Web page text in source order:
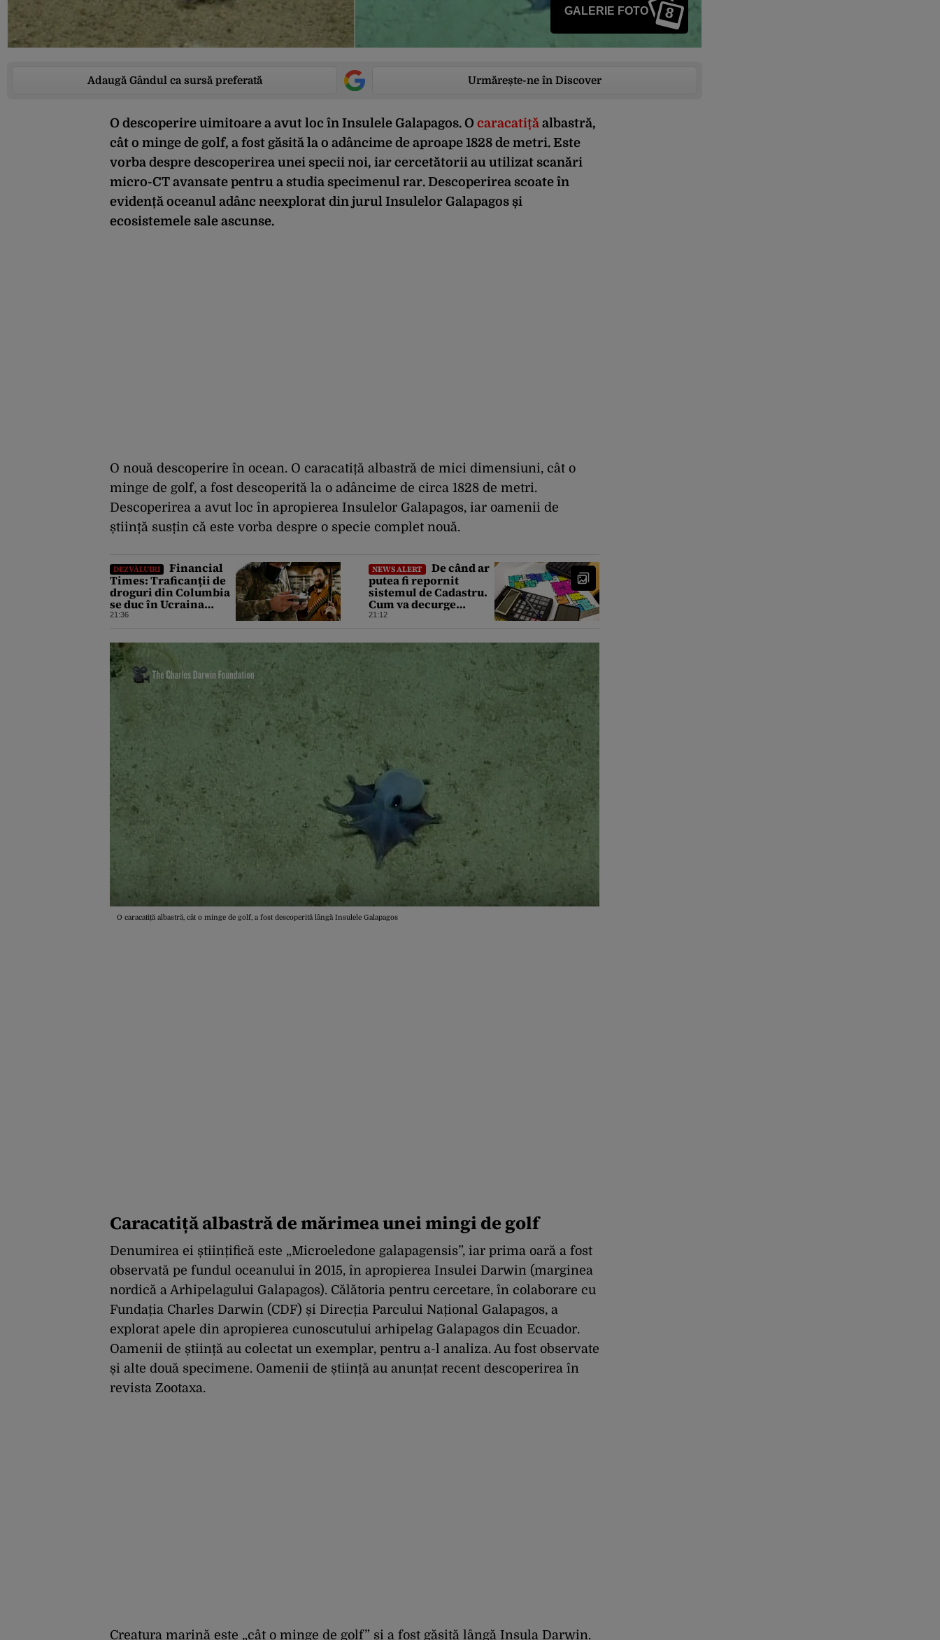
GALERIE FOTO 8
Adaugă Gândul ca sursă preferată Urmărește-ne în Discover
O descoperire uimitoare a avut loc în Insulele Galapagos. O caracatiță albastră,
cât o minge de golf, a fost găsită la o adâncime de aproape 1828 de metri. Este
vorba despre descoperirea unei specii noi, iar cercetătorii au utilizat scanări
micro-CT avansate pentru a studia specimenul rar. Descoperirea scoate în
evidență oceanul adânc neexplorat din jurul Insulelor Galapagos și
ecosistemele sale ascunse.
O nouă descoperire în ocean. O caracatiță albastră de mici dimensiuni, cât o
minge de golf, a fost descoperită la o adâncime de circa 1828 de metri.
Descoperirea a avut loc în apropierea Insulelor Galapagos, iar oamenii de
știință susțin că este vorba despre o specie complet nouă.
DEZVĂLUIRI
Financial
Times: Traficanții de
droguri din Columbia
se duc în Ucraina
pentru a căuta
dronelor
21:36
NEWS ALERT
De când ar
putea fi repornit
sistemul de Cadastru.
Cum va decurge
reluarea platformei E-
21:12
O caracatiță albastră, cât o minge de golf, a fost descoperită lângă Insulele Galapagos
Caracatiță albastră de mărimea unei mingi de golf
Denumirea ei științifică este „Microeledone galapagensis”, iar prima oară a fost
observată pe fundul oceanului în 2015, în apropierea Insulei Darwin (marginea
nordică a Arhipelagului Galapagos). Călătoria pentru cercetare, în colaborare cu
Fundația Charles Darwin (CDF) și Direcția Parcului Național Galapagos, a
explorat apele din apropierea cunoscutului arhipelag Galapagos din Ecuador.
Oamenii de știință au colectat un exemplar, pentru a-l analiza. Au fost observate
și alte două specimene. Oamenii de știință au anunțat recent descoperirea în
revista Zootaxa.
Creatura marină este „cât o minge de golf” și a fost găsită lângă Insula Darwin.